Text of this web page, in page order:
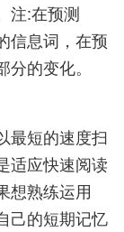
注:在预测
信息词，在预
的变化。
最短的速度扫
适应快速阅读
想熟练运用
己的短期记忆